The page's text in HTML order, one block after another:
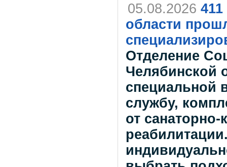
05.08.2026
области
Отделение
Челябинской
специальной
службу,
от